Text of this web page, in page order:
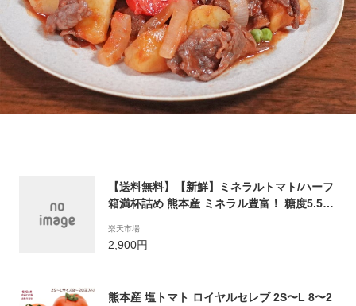
【送料無料】【新鮮】ミネラルトマト/ハーフ
箱満杯詰め 熊本産 ミネラル豊富！ 糖度5.5〜
トマト 箱詰め フルーツトマト プレゼント ダ
イエット 美白 美肌 美容 リコピン 完熟
楽天市場
2,900円
熊本産 塩トマト ロイヤルセレブ 2S〜L 8〜2